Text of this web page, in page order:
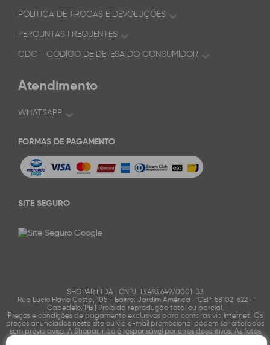
POLÍTICA DE TROCAS E DEVOLUÇÕES
PERGUNTAS FREQUENTES
CDC - CÓDIGO DE DEFESA DO CONSUMIDOR
Atendimento
WHATSAPP
FORMAS DE PAGAMENTO
SITE SEGURO
SHOPAR LTDA | CNPJ: 13.493.649/0001-33
Rua Lucio Flavio Costa, 105 - Bairro: Jardim América - CEP: 58102-622 -
Cabedelo/PB | Proibida reprodução total ou parcial.
Preços e condições de pagamento exclusivos para compras via internet. Os
preços anunciados neste site ou via e-mail promocional podem ser alterados
sem prévio aviso. A Shopar, não é responsável por erros descritivos. As fotos